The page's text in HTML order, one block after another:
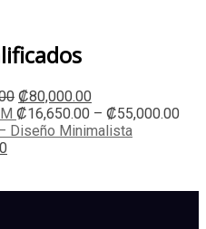
₡80,000.00
₡16,650.00 – ₡55,000.00
Diseño Minimalista